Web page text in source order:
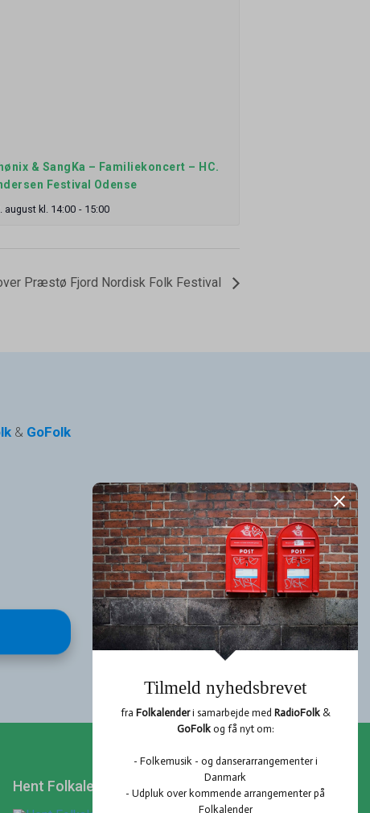
& SangKa – Familiekoncert – HC.
Festival Odense
august kl. 14:00 - 15:00
Præstø Fjord Nordisk Folk Festival
& GoFolk
Hent Folkalender